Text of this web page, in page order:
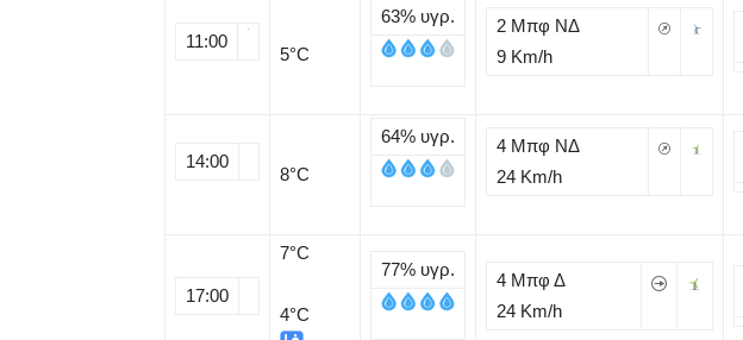
11:00
5°C
63% υγρ.
2 Μπφ ΝΔ
9 Km/h
14:00
8°C
64% υγρ.
4 Μπφ ΝΔ
24 Km/h
17:00
7°C
4°C
77% υγρ.
4 Μπφ Δ
24 Km/h